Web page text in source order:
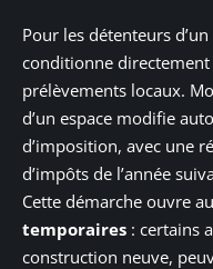
Pour les détenteurs
conditionne directement
prélèvements locaux.
d’un espace modifie
d’imposition, avec une
d’impôts de l’année
Cette démarche ouvre
temporaires : certains
construction neuve,